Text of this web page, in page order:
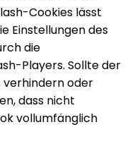
Cookies lässt
Einstellungen des
die
Players. Sollte der
verhindern oder
dass nicht
vollumfänglich